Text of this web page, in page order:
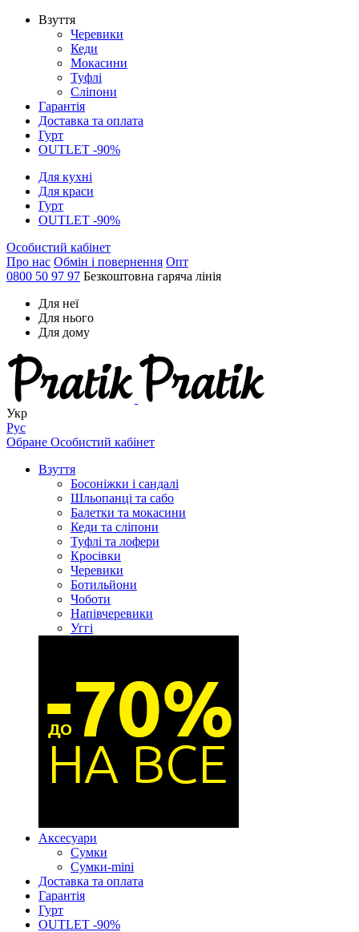
Взуття
Черевики
Кеди
Мокасини
Туфлі
Сліпони
Гарантія
Доставка та оплата
Гурт
OUTLET -90%
Для кухні
Для краси
Гурт
OUTLET -90%
Особистий кабінет
Про нас Обмін і повернення Опт
0800 50 97 97 Безкоштовна гаряча лінія
Для неї
Для нього
Для дому
Укр
Рус
Обране Особистий кабінет
Взуття
Босоніжки і сандалі
Шльопанці та сабо
Балетки та мокасини
Кеди та сліпони
Туфлі та лофери
Кросівки
Черевики
Ботильйони
Чоботи
Напівчеревики
Уггі
Аксесуари
Сумки
Сумки-mini
Доставка та оплата
Гарантія
Гурт
OUTLET -90%